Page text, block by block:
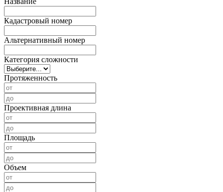
Кадастровый номер
Альтернативный номер
Категория сложности
Протяженность
Проективная длина
Площадь
Объем